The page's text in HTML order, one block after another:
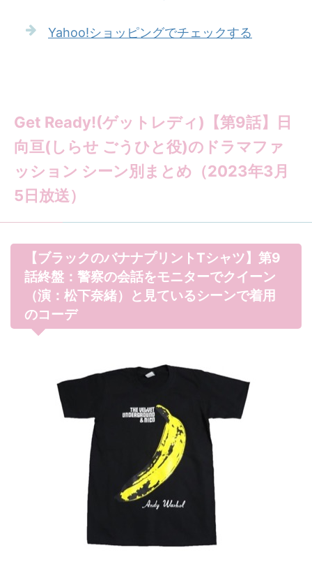
Yahoo!ショッピングでチェックする
Get Ready!(ゲットレディ)【第9話】日
向亘(しらせ ごうひと役)のドラマファ
ッション シーン別まとめ（2023年3月
5日放送）
【ブラックのバナナプリントTシャツ】第9
話終盤：警察の会話をモニターでクイーン
（演：松下奈緒）と見ているシーンで着用
のコーデ